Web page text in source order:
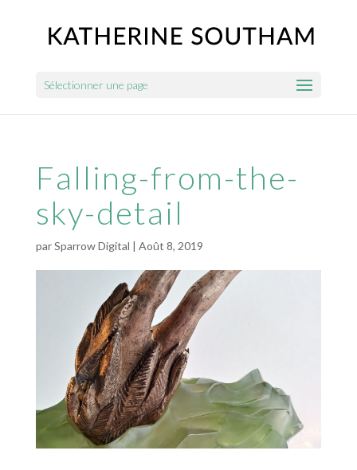
Sélectionner une page
Falling-from-the-
sky-detail
parSparrow Digital | Août 8, 2019